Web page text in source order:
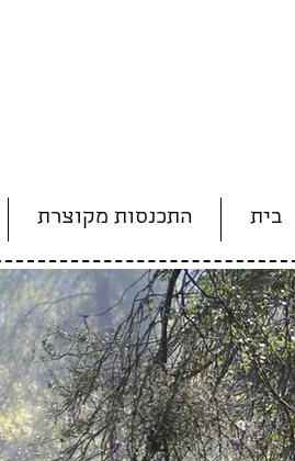
בית התכנסות מקוצרת